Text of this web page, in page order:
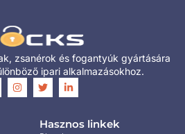
zsanérok és fogantyúk gyártására
ipari alkalmazásokhoz.
Hasznos linkek